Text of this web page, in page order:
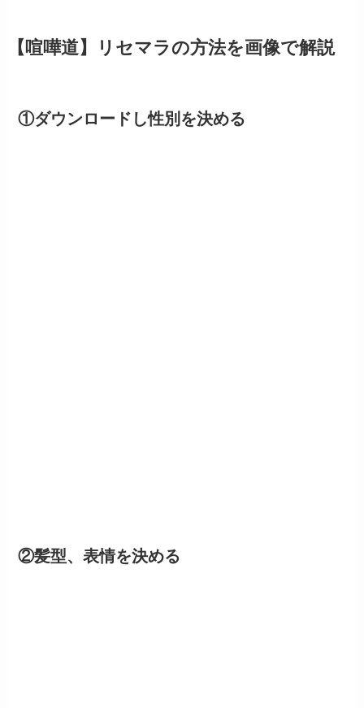
【喧嘩道】リセマラの方法を画像で解説
①ダウンロードし性別を決める
②髪型、表情を決める